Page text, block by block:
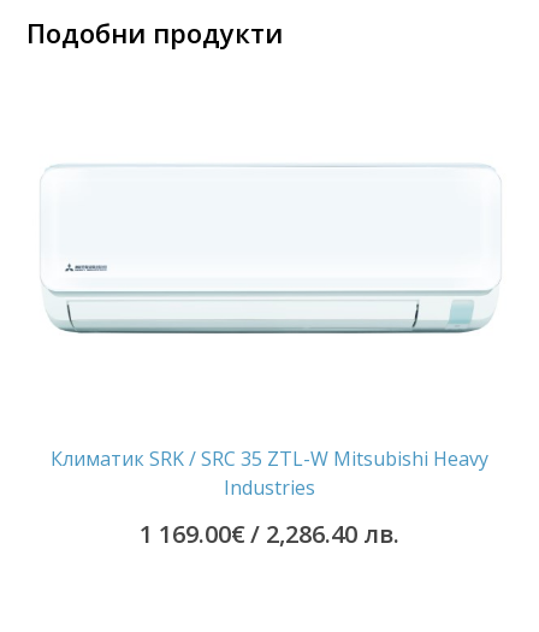
Подобни продукти
Климатик SRK / SRC 35 ZTL-W Mitsubishi Heavy
Industries
1 169.00€/ 2,286.40 лв.